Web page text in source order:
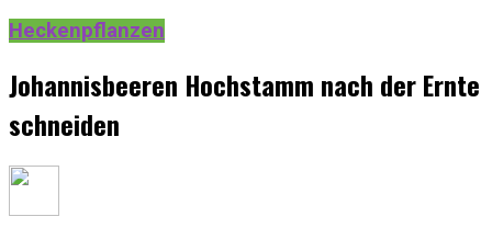
Heckenpflanzen
Johannisbeeren Hochstamm nach der Ernte
schneiden